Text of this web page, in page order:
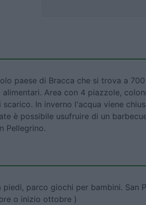
paese di Bracca che si trova a 700
Area con 4 piazzole,
In inverno l'acqua viene
è possibile usufruire di un
Pellegrino.
parco giochi per bambini. San
o inizio ottobre )